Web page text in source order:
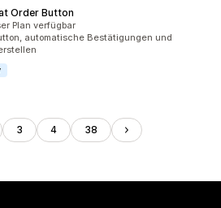
Order Button
Plan verfügbar
automatische Bestätigungen und
3 4 38